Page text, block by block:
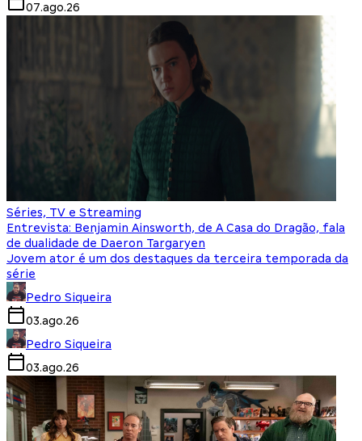
07.ago.26
Séries, TV e Streaming
Entrevista: Benjamin Ainsworth, de A Casa do Dragão, fala
de dualidade de Daeron Targaryen
Jovem ator é um dos destaques da terceira temporada da
série
Pedro Siqueira
03.ago.26
Pedro Siqueira
03.ago.26